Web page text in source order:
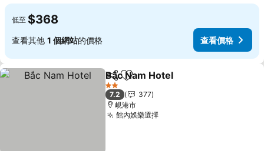
低至 $368
查看其他 1 個網站的價格 查看價格
分享 加入我的最愛
Bắc Nam Hotel
2 星級
7.2
377
峴港市
館內娛樂選擇